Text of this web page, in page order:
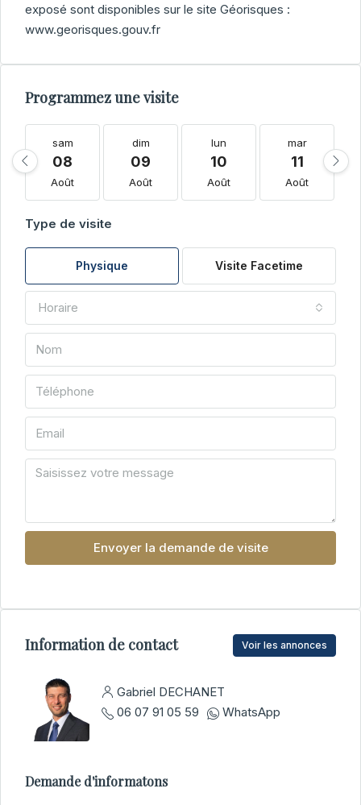
exposé sont disponibles sur le site Géorisques :
www.georisques.gouv.fr
Programmez une visite
sam
08
Août
dim
09
Août
lun
10
Août
mar
11
Août
Type de visite
Physique Visite Facetime
Horaire
Envoyer la demande de visite
Information de contact Voir les annonces
Gabriel DECHANET
06 07 91 05 59
WhatsApp
Demande d'informatons